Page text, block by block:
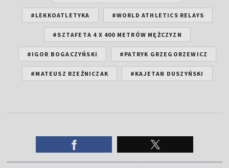
#LEKKOATLETYKA #WORLD ATHLETICS RELAYS
#SZTAFETA 4 X 400 METRÓW MĘŻCZYZN
#IGOR BOGACZYŃSKI #PATRYK GRZEGORZEWICZ
#MATEUSZ RZEŹNICZAK #KAJETAN DUSZYŃSKI